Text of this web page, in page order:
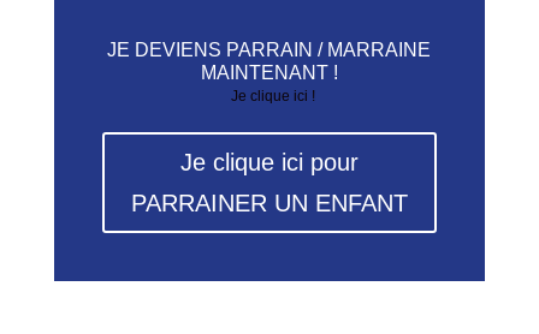
JE DEVIENS PARRAIN / MARRAINE
MAINTENANT !
Je clique ici !
Je clique ici pour
PARRAINER UN ENFANT